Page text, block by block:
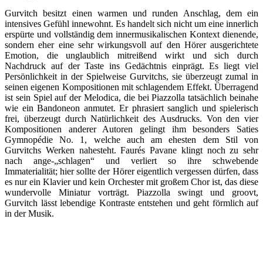
Gurvitch besitzt einen warmen und runden Anschlag, dem ein
intensives Gefühl innewohnt. Es handelt sich nicht um eine innerlich
erspürte und vollständig dem innermusikalischen Kontext dienende,
sondern eher eine sehr wirkungsvoll auf den Hörer ausgerichtete
Emotion, die unglaublich mitreißend wirkt und sich durch
Nachdruck auf der Taste ins Gedächtnis einprägt. Es liegt viel
Persönlichkeit in der Spielweise Gurvitchs, sie überzeugt zumal in
seinen eigenen Kompositionen mit schlagendem Effekt. Überragend
ist sein Spiel auf der Melodica, die bei Piazzolla tatsächlich beinahe
wie ein Bandoneon anmutet. Er phrasiert sanglich und spielerisch
frei, überzeugt durch Natürlichkeit des Ausdrucks. Von den vier
Kompositionen anderer Autoren gelingt ihm besonders Saties
Gymnopédie No. 1, welche auch am ehesten dem Stil von
Gurvitchs Werken nahesteht. Faurés Pavane klingt noch zu sehr
nach ange-„schlagen“ und verliert so ihre schwebende
Immaterialität; hier sollte der Hörer eigentlich vergessen dürfen, dass
es nur ein Klavier und kein Orchester mit großem Chor ist, das diese
wundervolle Miniatur vorträgt. Piazzolla swingt und groovt,
Gurvitch lässt lebendige Kontraste entstehen und geht förmlich auf
in der Musik.